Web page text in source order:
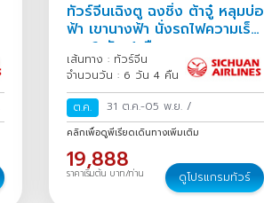
ทัวร์จีนเฉิงตู ฉงชิ่ง ต้าจู๋ หลุมบ่อ
ฟ้า เขานางฟ้า นั่งรถไฟความเร็ว
สูง 6 วัน 4 คืน
เส้นทาง : ทัวร์จีน
จำนวนวัน : 6 วัน 4 คืน
ต.ค.
31 ต.ค.-05 พ.ย. /
คลิกเพื่อดูพีเรียดเดินทางเพิ่มเติม
19,888
ราคาเริ่มต้น บาท/ท่าน ดูโปรแกรมทัวร์